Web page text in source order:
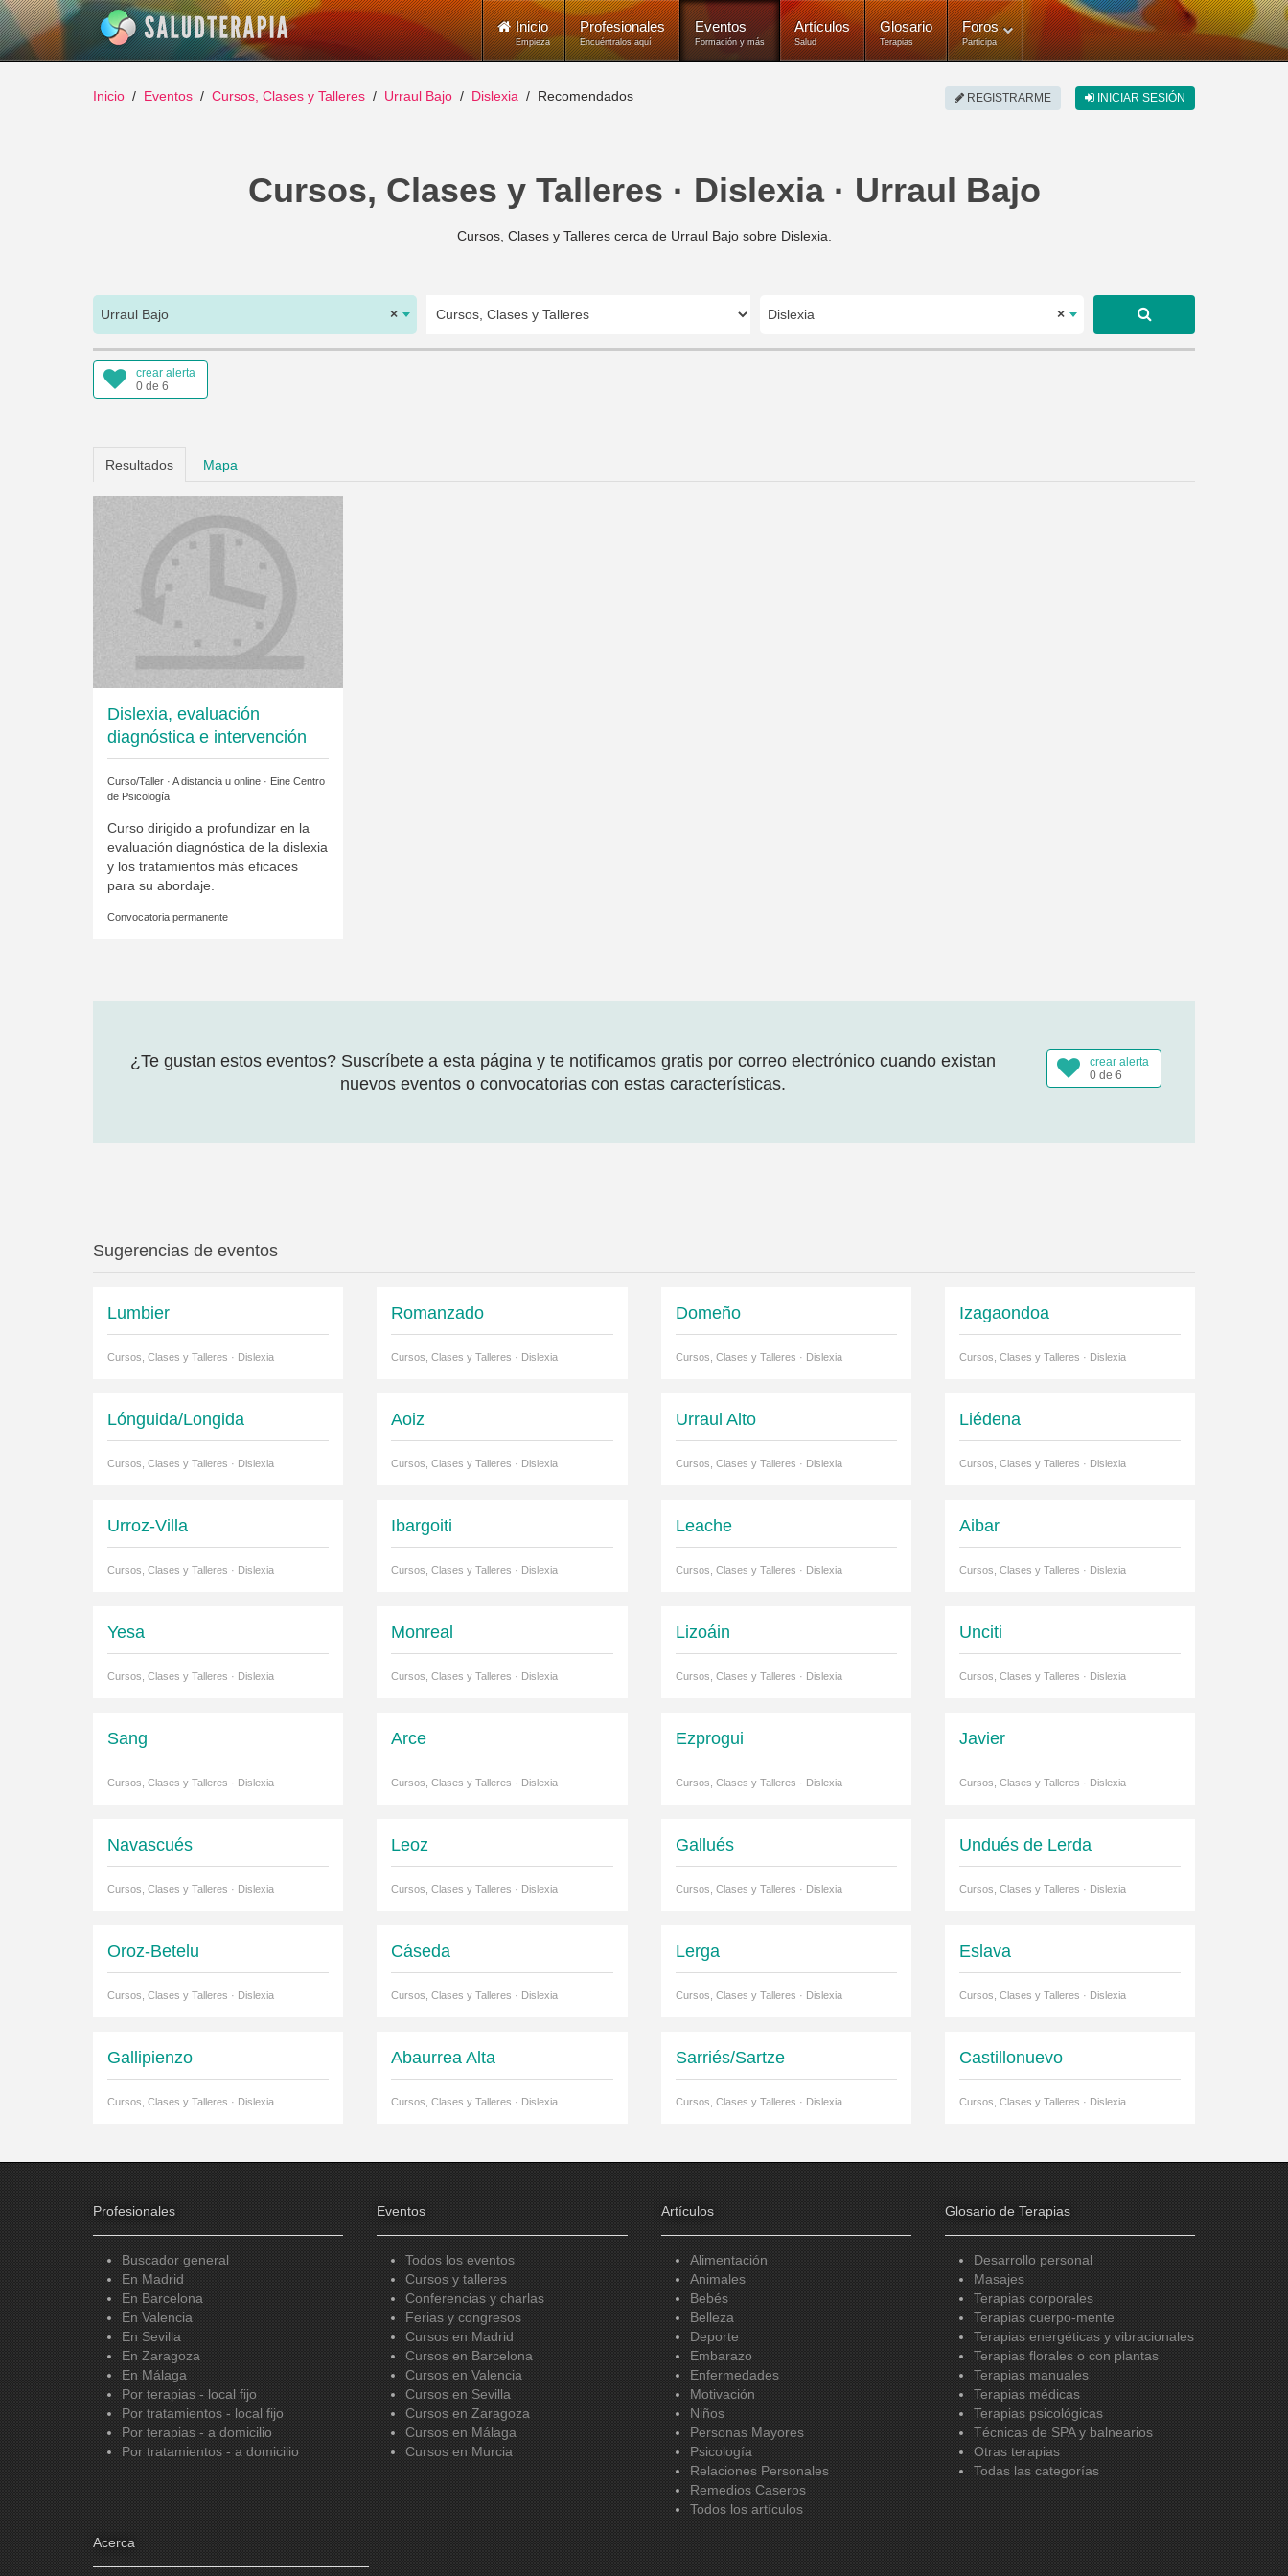
Inicio
Empieza
Profesionales
Encuéntralos aquí
Eventos
Formación y más
Artículos
Salud
Glosario
Terapias
Foros
Participa
REGISTRARME INICIAR SESIÓN
Inicio Eventos Cursos, Clases y Talleres Urraul Bajo Dislexia Recomendados
Cursos, Clases y Talleres · Dislexia · Urraul Bajo
Cursos, Clases y Talleres cerca de Urraul Bajo sobre Dislexia.
×
Urraul Bajo ×
Dislexia
crear alerta
0 de 6
Resultados Mapa
Dislexia, evaluación
diagnóstica e intervención
Curso/Taller · A distancia u online · Eine Centro
de Psicología
Curso dirigido a profundizar en la
evaluación diagnóstica de la dislexia
y los tratamientos más eficaces
para su abordaje.
Convocatoria permanente
crear alerta
0 de 6
¿Te gustan estos eventos? Suscríbete a esta página y te notificamos gratis por correo electrónico cuando existan
nuevos eventos o convocatorias con estas características.
Sugerencias de eventos
Lumbier
Cursos, Clases y Talleres · Dislexia
Romanzado
Cursos, Clases y Talleres · Dislexia
Domeño
Cursos, Clases y Talleres · Dislexia
Izagaondoa
Cursos, Clases y Talleres · Dislexia
Lónguida/Longida
Cursos, Clases y Talleres · Dislexia
Aoiz
Cursos, Clases y Talleres · Dislexia
Urraul Alto
Cursos, Clases y Talleres · Dislexia
Liédena
Cursos, Clases y Talleres · Dislexia
Urroz-Villa
Cursos, Clases y Talleres · Dislexia
Ibargoiti
Cursos, Clases y Talleres · Dislexia
Leache
Cursos, Clases y Talleres · Dislexia
Aibar
Cursos, Clases y Talleres · Dislexia
Yesa
Cursos, Clases y Talleres · Dislexia
Monreal
Cursos, Clases y Talleres · Dislexia
Lizoáin
Cursos, Clases y Talleres · Dislexia
Unciti
Cursos, Clases y Talleres · Dislexia
Sang
Cursos, Clases y Talleres · Dislexia
Arce
Cursos, Clases y Talleres · Dislexia
Ezprogui
Cursos, Clases y Talleres · Dislexia
Javier
Cursos, Clases y Talleres · Dislexia
Navascués
Cursos, Clases y Talleres · Dislexia
Leoz
Cursos, Clases y Talleres · Dislexia
Gallués
Cursos, Clases y Talleres · Dislexia
Undués de Lerda
Cursos, Clases y Talleres · Dislexia
Oroz-Betelu
Cursos, Clases y Talleres · Dislexia
Cáseda
Cursos, Clases y Talleres · Dislexia
Lerga
Cursos, Clases y Talleres · Dislexia
Eslava
Cursos, Clases y Talleres · Dislexia
Gallipienzo
Cursos, Clases y Talleres · Dislexia
Abaurrea Alta
Cursos, Clases y Talleres · Dislexia
Sarriés/Sartze
Cursos, Clases y Talleres · Dislexia
Castillonuevo
Cursos, Clases y Talleres · Dislexia
Profesionales
Buscador general
En Madrid
En Barcelona
En Valencia
En Sevilla
En Zaragoza
En Málaga
Por terapias - local fijo
Por tratamientos - local fijo
Por terapias - a domicilio
Por tratamientos - a domicilio
Eventos
Todos los eventos
Cursos y talleres
Conferencias y charlas
Ferias y congresos
Cursos en Madrid
Cursos en Barcelona
Cursos en Valencia
Cursos en Sevilla
Cursos en Zaragoza
Cursos en Málaga
Cursos en Murcia
Artículos
Alimentación
Animales
Bebés
Belleza
Deporte
Embarazo
Enfermedades
Motivación
Niños
Personas Mayores
Psicología
Relaciones Personales
Remedios Caseros
Todos los artículos
Glosario de Terapias
Desarrollo personal
Masajes
Terapias corporales
Terapias cuerpo-mente
Terapias energéticas y vibracionales
Terapias florales o con plantas
Terapias manuales
Terapias médicas
Terapias psicológicas
Técnicas de SPA y balnearios
Otras terapias
Todas las categorías
Acerca